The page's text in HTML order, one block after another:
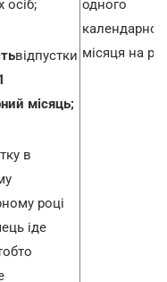
осіб;
відпустки
місяць;
в
році
іде
одного
місяця на